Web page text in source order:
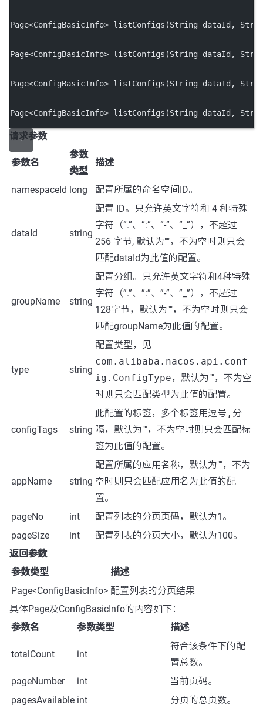
Page<ConfigBasicInfo> listConfigs (String dataId, String
Page<ConfigBasicInfo> listConfigs (String dataId,
Page<ConfigBasicInfo> listConfigs (String dataId,
Page<ConfigBasicInfo> listConfigs (String dataId,
请求参数
参数名
参数
类型
描述
namespaceId long 配置所属的命名空间ID。
dataId string
配置 ID。只允许英文字符和 4 种特殊
字符（”.”、”:”、”-”、”_”），不超过
256 字节, 默认为""，不为空时则只会
匹配dataId为此值的配置。
groupName string
配置分组。只允许英文字符和4种特殊
字符（”.”、”:”、”-”、”_”），不超过
128字节，默认为""，不为空时则只会
匹配groupName为此值的配置。
type string
配置类型，见
com.alibaba.nacos.api.conf
ig.ConfigType，默认为""，不为空
时则只会匹配类型为此值的配置。
configTags string
此配置的标签，多个标签用逗号 , 分
隔，默认为""，不为空时则只会匹配标
签为此值的配置。
appName string
配置所属的应用名称，默认为""，不为
空时则只会匹配应用名为此值的配
置。
pageNo
int
配置列表的分页页码，默认为1。
pageSize
int
配置列表的分页大小，默认为100。
返回参数
参数类型
描述
Page<ConfigBasicInfo> 配置列表的分页结果
具体Page及ConfigBasicInfo的内容如下：
参数名
参数类型 描述
totalCount int
符合该条件下的配
置总数。
pageNumber
int
当前页码。
pagesAvailable int 分页的总页数。